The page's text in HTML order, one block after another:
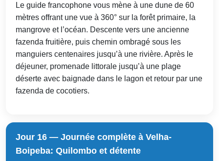
Le guide francophone vous mène à une dune de 60
mètres offrant une vue à 360° sur la forêt primaire, la
mangrove et l’océan. Descente vers une ancienne
fazenda fruitière, puis chemin ombragé sous les
manguiers centenaires jusqu’à une rivière. Après le
déjeuner, promenade littorale jusqu’à une plage
déserte avec baignade dans le lagon et retour par une
fazenda de cocotiers.
Jour 16 — Journée complète à Velha-
Boipeba: Quilombo et détente